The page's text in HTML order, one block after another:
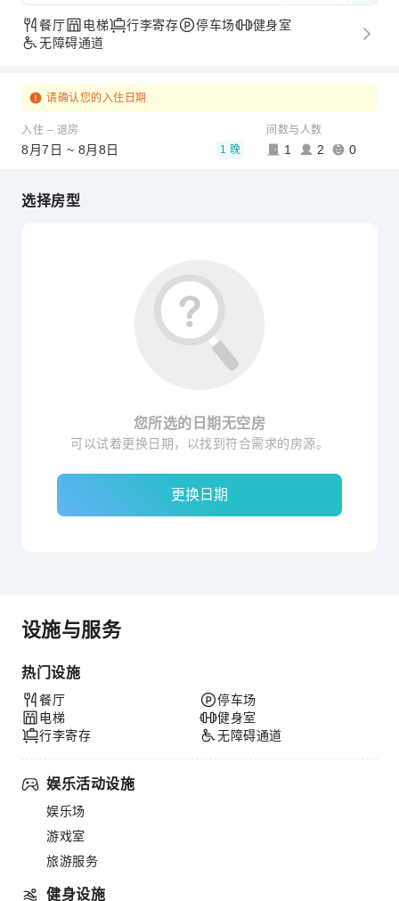
餐厅 电梯 行李寄存 停车场
健身室
无障碍通道
请确认您的入住日期
入住 – 退房
8月7日 ~ 8月8日 1 晚
间数与人数
1 2 0
选择房型
您所选的日期无空房
可以试着更换日期，以找到符合需求的房源。
更换日期
设施与服务
热门设施
餐厅
电梯
行李寄存
停车场
健身室
无障碍通道
娱乐活动设施
娱乐场
游戏室
旅游服务
健身设施